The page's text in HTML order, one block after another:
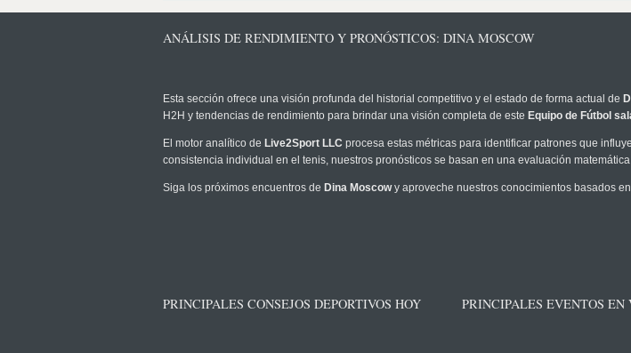
ANÁLISIS DE RENDIMIENTO Y PRONÓSTICOS: DINA MOSCOW
Esta sección ofrece una visión profunda del historial competitivo y el estado de forma actual de
H2H y tendencias de rendimiento para brindar una visión completa de este Equipo de Fútbol
El motor analítico de Live2Sport LLC procesa estas métricas para identificar patrones que
consistencia individual en el tenis, nuestros pronósticos se basan en una evaluación
Siga los próximos encuentros de Dina Moscowy aproveche nuestros conocimientos basados
PRINCIPALES CONSEJOS DEPORTIVOS HOY PRINCIPALES EVENTOS EN